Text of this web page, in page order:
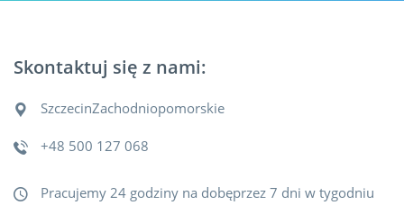
Skontaktuj się z nami:
SzczecinZachodniopomorskie
+48 500 127 068
Pracujemy 24 godziny na dobęprzez 7 dni w tygodniu